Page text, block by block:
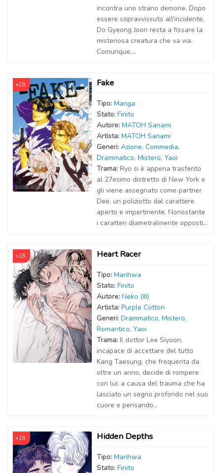
incontra uno strano demone. Dopo
essere sopravvissuto all'incidente,
Do Gyeong Joon resta a fissare la
misteriosa creatura che va via.
Comunque,...
+18 Fake
Tipo: Manga
Stato: Finito
Autore: MATOH Sanami
Artista: MATOH Sanami
Generi: Azione, Commedia,
Drammatico, Mistero, Yaoi
Trama: Ryo si è appena trasferito
al 27esimo distretto di New York e
gli viene assegnato come partner
Dee, un poliziotto dal carattere
aperto e impertinente. Nonostante
i caratteri diametralmente opposti...
+18 Heart Racer
Tipo: Manhwa
Stato: Finito
Autore: Neko (III)
Artista: Purple Cotton
Generi: Drammatico, Mistero,
Romantico, Yaoi
Trama: Il dottor Lee Siyoon,
incapace di accettare del tutto
Kang Taesung, che frequenta da
oltre un anno, decide di rompere
con lui; a causa del trauma che ha
lasciato un segno profondo nel suo
cuore e pensando...
+18 Hidden Depths
Tipo: Manhwa
Stato: Finito